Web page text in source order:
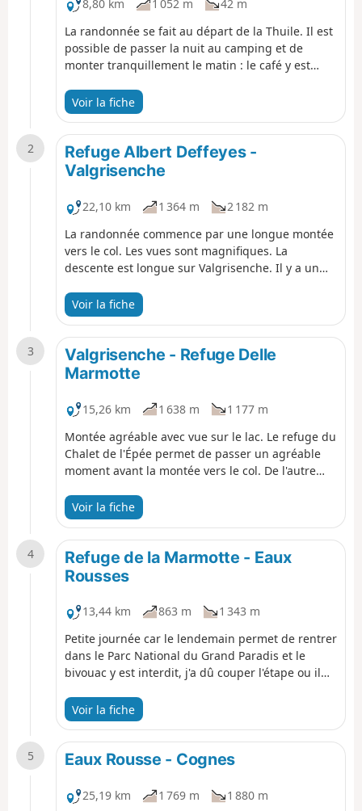
8,80 km 1 052 m
42 m
La randonnée se fait au départ de la Thuile. Il est
possible de passer la nuit au camping et de
monter tranquillement le matin : le café y est
comme la partie camping est prêt de la rivière
cela peut être bruyant. La vue est magnifique le
long de la randonnée
Voir la fiche
2
Refuge Albert Deffeyes -
Valgrisenche
22,10 km 1 364 m
2 182 m
La randonnée commence par une longue montée
vers le col. Les vues sont magnifiques. La
descente est longue sur Valgrisenche. Il y a un
tenu par des jeunes qui ont repris le business de
leurs parents. Il permet de passer un moment
sympathique en attendant la fin de la randonnée
dans le fond de la vallée.
Voir la fiche
3
Valgrisenche - Refuge Delle
Marmotte
15,26 km 1 638 m
1 177 m
Montée agréable avec vue sur le lac. Le refuge du
Chalet de l'Épée permet de passer un agréable
moment avant la montée vers le col. De l'autre
goulet, donc attention si vous êtes en trailshoes.
Le Refuge de la Marmotte est un refuge
collaboratif. Les gardiens sont là pour deux
semaines et on mange bien !
Voir la fiche
4
Refuge de la Marmotte - Eaux
Rousses
13,44 km 863 m
1 343 m
Petite journée car le lendemain permet de rentrer
dans le Parc National du Grand Paradis et le
bivouac y est interdit, j'a dû couper l'étape ou il
L'Hostellerie du Gran Paradis est le seul endroit
pour dormir en dur. Le repas est super mais,
attention, le week-end il y a souvent des italiens,
francais, etc.. qui font du VTT.
Voir la fiche
5 Eaux Rousse - Cognes
25,19 km 1 769 m 1 880 m